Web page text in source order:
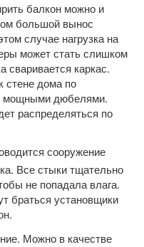
балкон можно и
большой вынос
случае нагрузка на
может стать слишком
сваривается каркас.
стене дома по
мощными дюбелями.
распределяться по
сооружение
Все стыки тщательно
не попадала влага.
браться установщики
Можно в качестве